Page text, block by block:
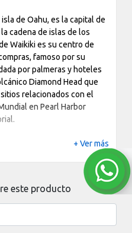
de Oahu, es la capital de
cadena de islas de los
Waikiki es su centro de
famoso por su
por palmeras y hoteles
Diamond Head que
relacionados con el
en Pearl Harbor
+ Ver más
este producto